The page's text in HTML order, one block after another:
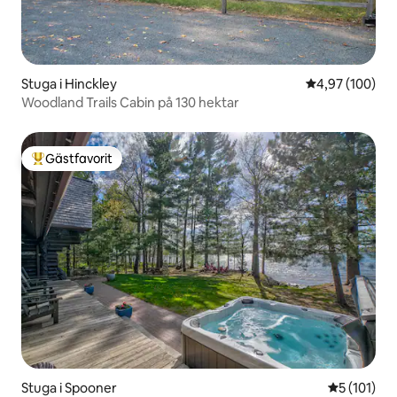
Stuga i Hinckley 4,97 av 5 i
4,97 (100)
Woodland Trails Cabin på 130 hektar
Populär gästfavorit
Gästfavorit
Stuga i Spooner 5 av 5 i
5 (101)